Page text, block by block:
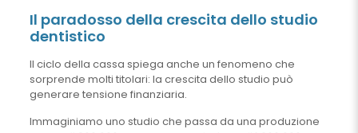
Il paradosso della crescita dello studio
dentistico
Il ciclo della cassa spiega anche un fenomeno che
sorprende molti titolari: la crescita dello studio può
generare tensione finanziaria.
Immaginiamo uno studio che passa da una produzione